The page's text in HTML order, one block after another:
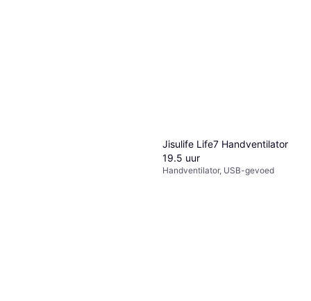
Jisulife Life7 Handventilator
19.5 uur
Handventilator, USB-gevoed